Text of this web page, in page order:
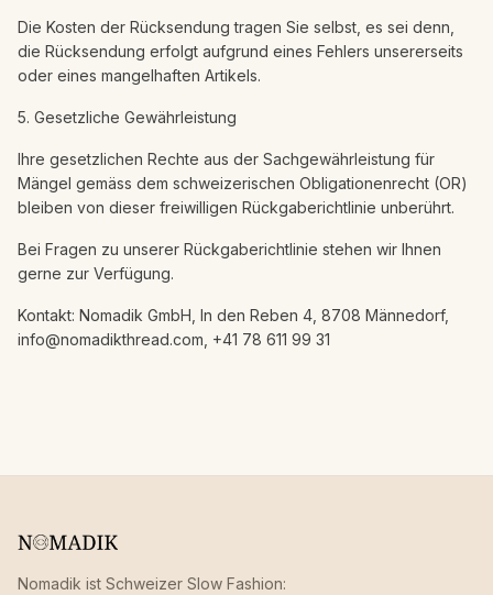
Die Kosten der Rücksendung tragen Sie selbst, es sei denn,
die Rücksendung erfolgt aufgrund eines Fehlers unsererseits
oder eines mangelhaften Artikels.
5. Gesetzliche Gewährleistung
Ihre gesetzlichen Rechte aus der Sachgewährleistung für
Mängel gemäss dem schweizerischen Obligationenrecht (OR)
bleiben von dieser freiwilligen Rückgaberichtlinie unberührt.
Bei Fragen zu unserer Rückgaberichtlinie stehen wir Ihnen
gerne zur Verfügung.
Kontakt: Nomadik GmbH, In den Reben 4, 8708 Männedorf,
info@nomadikthread.com, +41 78 611 99 31
Nomadik ist Schweizer Slow Fashion: